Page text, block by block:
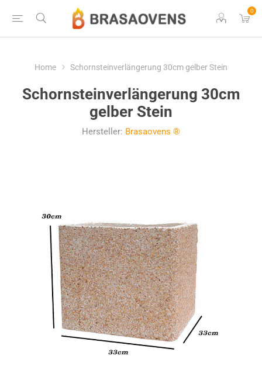
0
Home Schornsteinverlängerung 30cm gelber Stein
Schornsteinverlängerung 30cm
gelber Stein
Hersteller: Brasaovens ®